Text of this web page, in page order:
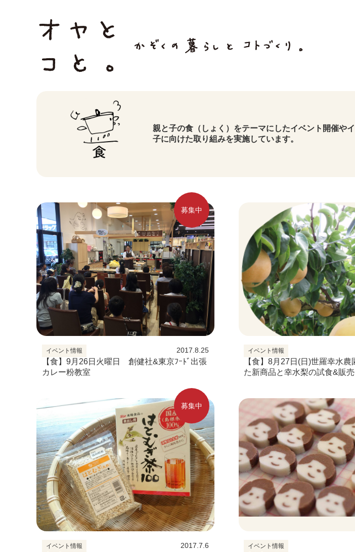
親と子の食（しょく）をテーマにしたイベント開催や
子に向けた取り組みを実施しています。
募集中
イベント情報 2017.8.25
【食】9月26日火曜日 創健社&東京ﾌｰﾄﾞ出張
カレー粉教室
イベント情報
【食】8月27日(日)世羅幸水
た新商品と幸水梨の試食&販
募集中
イベント情報 2017.7.6 イベント情報